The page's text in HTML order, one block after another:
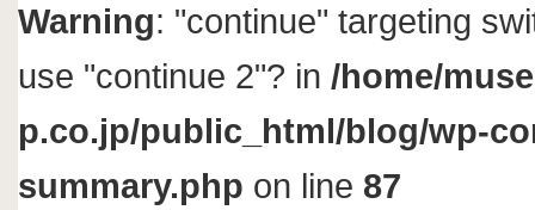
Warning: "continue" targeting
use "continue 2"? in /home/
p.co.jp/public_html/blog/wp-
summary.php on line 87